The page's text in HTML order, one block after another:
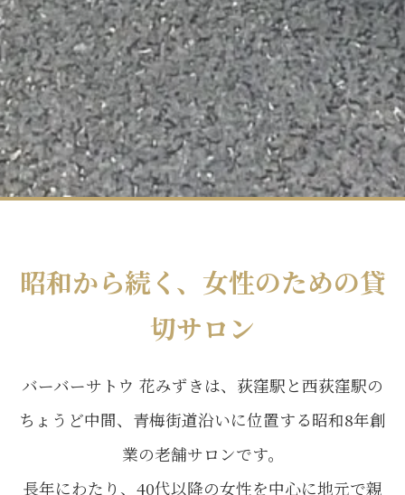
昭和から続く、女性のための貸
切サロン
バーバーサトウ 花みずきは、荻窪駅と西荻窪駅の
ちょうど中間、青梅街道沿いに位置する昭和8年創
業の老舗サロンです。
長年にわたり、40代以降の女性を中心に地元で親